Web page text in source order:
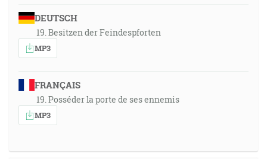
DEUTSCH
19. Besitzen der Feindespforten
MP3
FRANÇAIS
19. Posséder la porte de ses ennemis
MP3